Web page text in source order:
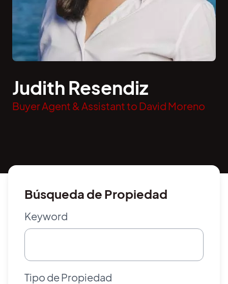
Judith Resendiz
Buyer Agent & Assistant to David Moreno
Búsqueda de Propiedad
Keyword
Tipo de Propiedad